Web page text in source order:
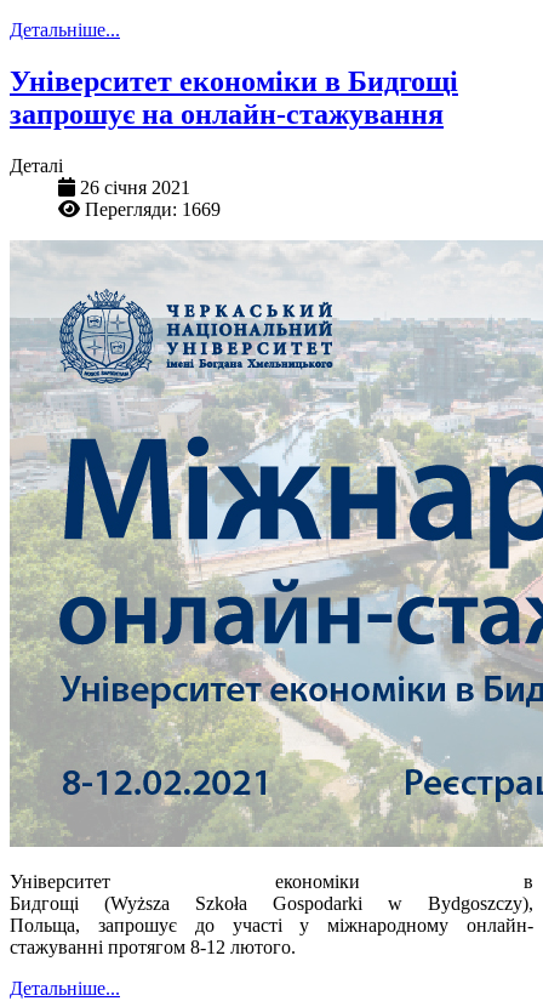
Детальніше...
Університет економіки в Бидгощі
запрошує на онлайн-стажування
Деталі
26 січня 2021
Перегляди: 1669
Університет економіки в
Бидгощі (Wyższa Szkoła Gospodarki w Bydgoszczy),
Польща, запрошує до участі у міжнародному онлайн-
стажуванні протягом 8-12 лютого.
Детальніше...